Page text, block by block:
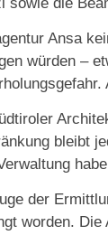
Ansa
würden –
bleibt
der
worden.